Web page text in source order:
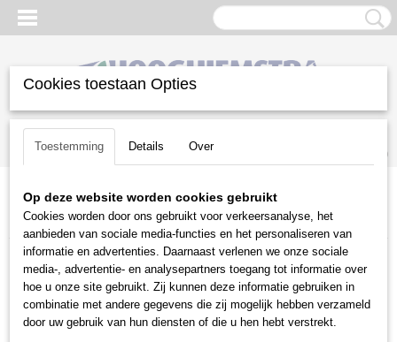
Inloggen Registreren
(0)
Home >Snoeien en Zagen> Kettingzagen | toebehoren
Handgereedschap voor bosbeheer>Stihl>Zwitsers kapmes
Cookies toestaan Opties
Toestemming Details Over
Op deze website worden cookies gebruikt
Cookies worden door ons gebruikt voor verkeersanalyse, het
aanbieden van sociale media-functies en het personaliseren van
informatie en advertenties. Daarnaast verlenen we onze sociale
media-, advertentie- en analysepartners toegang tot informatie over
hoe u onze site gebruikt. Zij kunnen deze informatie gebruiken in
combinatie met andere gegevens die zij mogelijk hebben verzameld
door uw gebruik van hun diensten of die u hen hebt verstrekt.